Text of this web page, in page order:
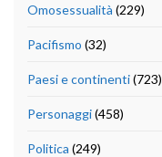
Omosessualità (229)
Pacifismo (32)
Paesi e continenti(723)
Personaggi(458)
Politica (249)